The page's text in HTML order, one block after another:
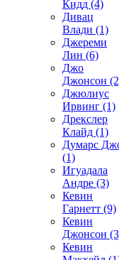
Кидд (4)
Дивац
Влади (1)
Джереми
Лин (6)
Джо
Джонсон
Джюлиус
Ирвинг (1)
Дрекслер
Клайд (1)
Думарс
(1)
Игуадала
Андре (3)
Кевин
Гарнетт (9)
Кевин
Джонсон
Кевин